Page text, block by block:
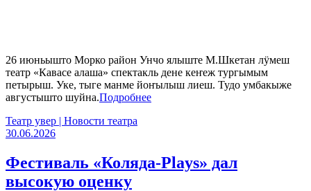
26 июньышто Морко район Унчо ялыште М.Шкетан лӱмеш
театр «Кавасе алаша» спектакль дене кеҥеж тургымым
петырыш. Уке, тыге манме йоҥылыш лиеш. Тудо умбакыже
августышто шуйна.Подробнее
Театр увер | Новости театра
30.06.2026
Фестиваль «Коляда-Plays» дал
высокую оценку